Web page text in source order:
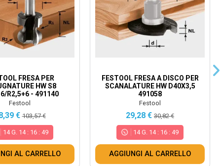
FRESA PER
HW S8
R2,5+6 - 491140
Festool
€103,57 €
14G. 14: 16 : 48
AL CARRELLO
FESTOOL FRESA A DISCO PER
SCANALATURE HW D40X3,5
491058
Festool
29,28 € 30,82 €
14G. 14: 16 : 48
AGGIUNGI AL CARRELLO